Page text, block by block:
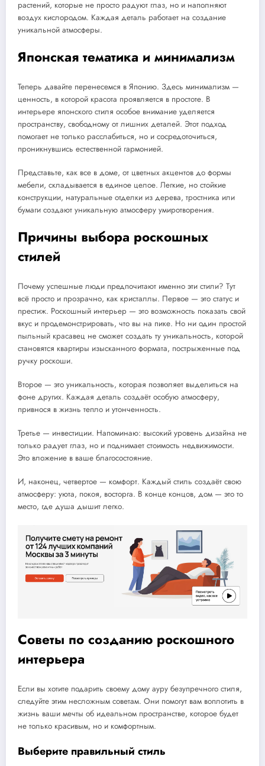
растений, которые не просто радуют глаз, но и наполняют
воздух кислородом. Каждая деталь работает на создание
уникальной атмосферы.
Японская тематика и минимализм
Теперь давайте перенесемся в Японию. Здесь минимализм —
ценность, в которой красота проявляется в простоте. В
интерьере японского стиля особое внимание уделяется
пространству, свободному от лишних деталей. Этот подход
помогает не только расслабиться, но и сосредоточиться,
проникнувшись естественной гармонией.
Представьте, как все в доме, от цветных акцентов до формы
мебели, складывается в единое целое. Легкие, но стойкие
конструкции, натуральные отделки из дерева, тростника или
бумаги создают уникальную атмосферу умиротворения.
Причины выбора роскошных
стилей
Почему успешные люди предпочитают именно эти стили? Тут
всё просто и прозрачно, как кристаллы. Первое — это статус и
престиж. Роскошный интерьер — это возможность показать свой
вкус и продемонстрировать, что вы на пике. Но ни один простой
пыльный красавец не сможет создать ту уникальность, которой
становятся квартиры изысканного формата, пострыженные под
ручку роскоши.
Второе — это уникальность, которая позволяет выделиться на
фоне других. Каждая деталь создаёт особую атмосферу,
привнося в жизнь тепло и утонченность.
Третье — инвестиции. Напоминаю: высокий уровень дизайна не
только радует глаз, но и поднимает стоимость недвижимости.
Это вложение в ваше благосостояние.
И, наконец, четвертое — комфорт. Каждый стиль создаёт свою
атмосферу: уюта, покоя, восторга. В конце концов, дом — это то
место, где душа дышит легко.
Советы по созданию роскошного
интерьера
Если вы хотите подарить своему дому ауру безупречного стиля,
следуйте этим несложным советам. Они помогут вам воплотить в
жизнь ваши мечты об идеальном пространстве, которое будет
не только красивым, но и комфортным.
Выберите правильный стиль